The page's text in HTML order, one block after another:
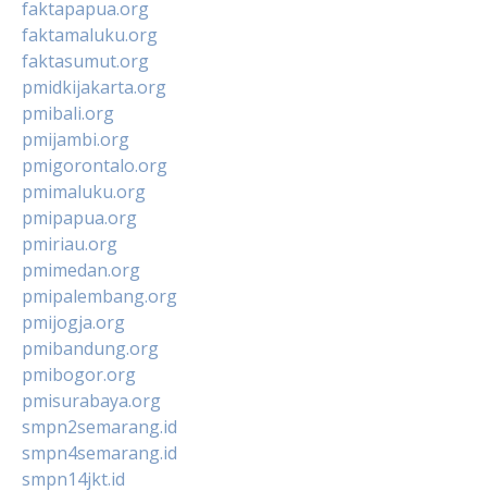
faktapapua.org
faktamaluku.org
faktasumut.org
pmidkijakarta.org
pmibali.org
pmijambi.org
pmigorontalo.org
pmimaluku.org
pmipapua.org
pmiriau.org
pmimedan.org
pmipalembang.org
pmijogja.org
pmibandung.org
pmibogor.org
pmisurabaya.org
smpn2semarang.id
smpn4semarang.id
smpn14jkt.id